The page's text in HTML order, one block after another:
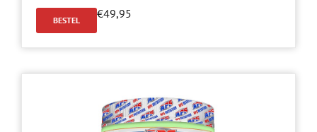
BESTEL €49,95